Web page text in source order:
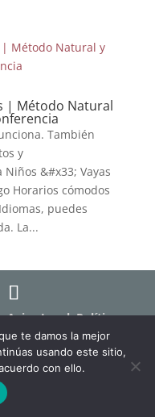
| Método Natural
También
y
&#x33; Vayas
Horarios cómodos
puedes
La...
Aviso Legal, Política
de Cookies
y condiciones
Online"
te damos la mejor
usando este sitio,
con ello.